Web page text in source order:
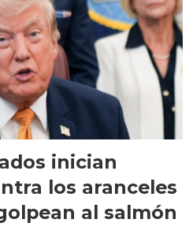
inician
los aranceles
al salmón